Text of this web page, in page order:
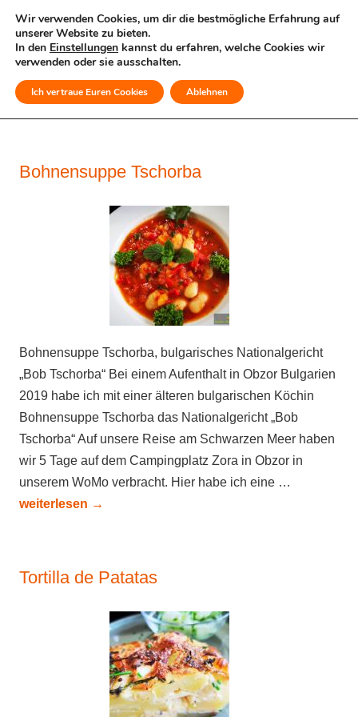
MENÜ
Bohnensuppe Tschorba
Bohnensuppe Tschorba, bulgarisches Nationalgericht
„Bob Tschorba“ Bei einem Aufenthalt in Obzor Bulgarien
2019 habe ich mit einer älteren bulgarischen Köchin
Bohnensuppe Tschorba das Nationalgericht „Bob
Tschorba“ Auf unsere Reise am Schwarzen Meer haben
wir 5 Tage auf dem Campingplatz Zora in Obzor in
unserem WoMo verbracht. Hier habe ich eine …
weiterlesen →
Tortilla de Patatas
Wir verwenden Cookies, um dir die bestmögliche Erfahrung auf
unserer Website zu bieten.
In den Einstellungen kannst du erfahren, welche Cookies wir
verwenden oder sie ausschalten.
Ich vertraue Euren Cookies Ablehnen